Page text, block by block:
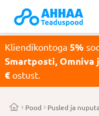
Kliendikontoga 5%
Smartposti, Omniva
€ ostust.
Pood Pusled ja